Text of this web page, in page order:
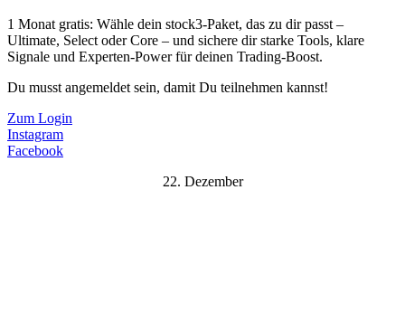
1 Monat gratis: Wähle dein stock3-Paket, das zu dir passt –
Ultimate, Select oder Core – und sichere dir starke Tools, klare
Signale und Experten-Power für deinen Trading-Boost.
Du musst angemeldet sein, damit Du teilnehmen kannst!
Zum Login
Instagram
Facebook
22. Dezember